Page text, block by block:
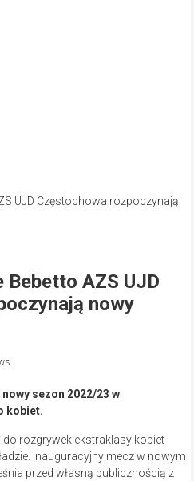
AZS UJD
nowy
sezon 2022/23 w
kobiet.
do rozgrywek ekstraklasy kobiet
Inauguracyjny mecz w nowym
przed własną publicznością z